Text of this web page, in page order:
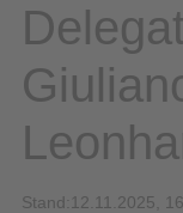
Stand:12.11.2025,